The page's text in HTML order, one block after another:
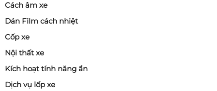
Cách âm xe
Dán Film cách nhiệt
Cốp xe
Nội thất xe
Kích hoạt tính năng ẩn
Dịch vụ lốp xe